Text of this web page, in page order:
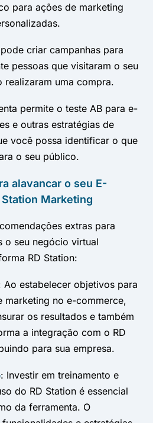
para ações de marketing
criar campanhas para
pessoas que visitaram o seu
realizaram uma compra.
permite o teste AB para e-
e outras estratégias de
você possa identificar o que
o seu público.
alavancar o seu E-
Marketing
extras para
o seu negócio virtual
RD Station:
Ao estabelecer objetivos para
marketing no e-commerce,
os resultados e também
a integração com o RD
para sua empresa.
: Investir em treinamento e
do RD Station é essencial
da ferramenta. O